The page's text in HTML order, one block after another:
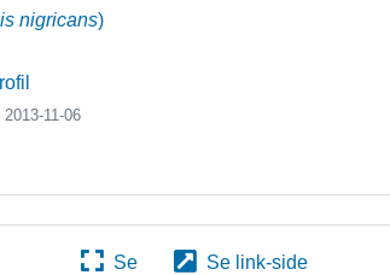
nigricans)
2013-11-06
Se
Se link-side